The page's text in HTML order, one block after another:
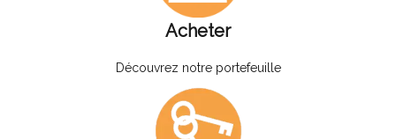
Acheter
Découvrez notre portefeuille